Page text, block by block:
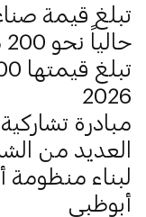
تبلغ قيمة
2026
العديد من
لبناء منظومة
أبوظبي